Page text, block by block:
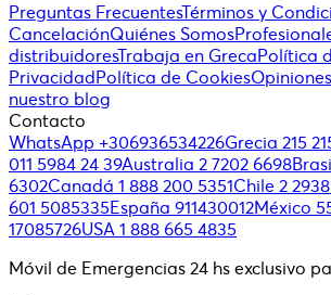
Preguntas FrecuentesTérminos y
CancelaciónQuiénes Somos
distribuidoresTrabaja en GrecaPolítica
PrivacidadPolítica de CookiesOpiniones
nuestro blog
Contacto
WhatsApp +306936534226Grecia 215
011 5984 24 39Australia 2 7202 6698
6302Canadá 1 888 200 5351Chile 2
601 5085335España 911430012México
17085726USA 1 888 665 4835
Móvil de Emergencias 24 hs exclusivo